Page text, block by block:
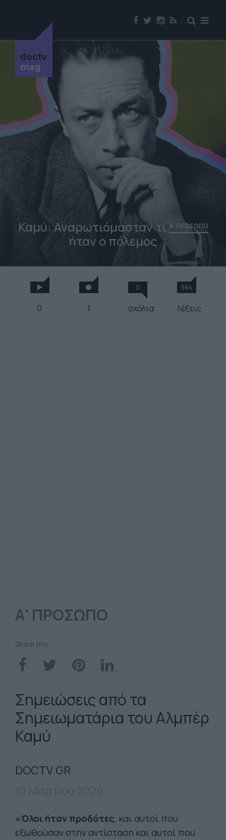
doctv
mag
Καμύ: Αναρωτιόμασταν τι Α' ΠΡΟΣΩΠΟ
ήταν ο πόλεμος
0 1
0
σχόλια
364
λέξεις
Α' ΠΡΟΣΩΠΟ
Share this
Σημειώσεις από τα
Σημειωματάρια του Αλμπέρ
Καμύ
DOCTV.GR
«Όλοι ήταν προδότες, και αυτοί που
εξωθούσαν στην αντίσταση και αυτοί που